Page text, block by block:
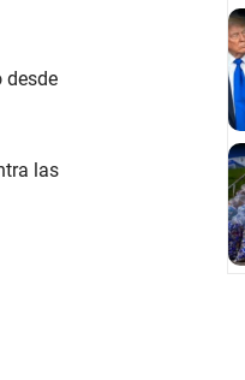
desde
las